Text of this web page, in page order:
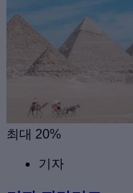
최대 20%
기자